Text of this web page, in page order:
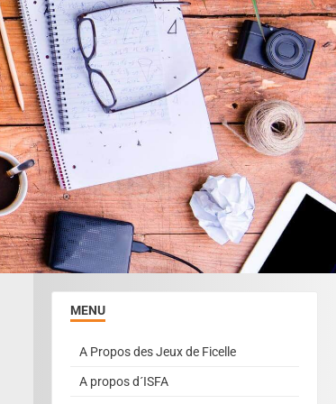
MENU
A Propos des Jeux de Ficelle
A propos d´ISFA